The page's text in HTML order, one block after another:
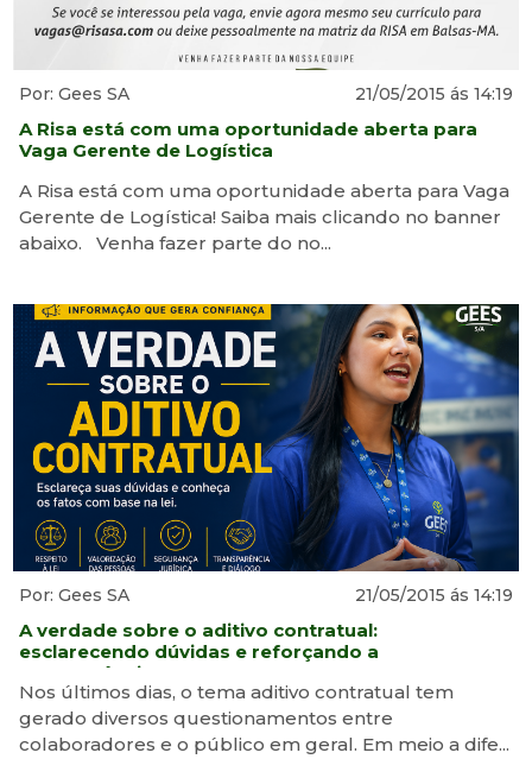
Por: Gees SA 21/05/2015 ás 14:19
A Risa está com uma oportunidade aberta para
Vaga Gerente de Logística
A Risa está com uma oportunidade aberta para Vaga
Gerente de Logística! Saiba mais clicando no banner
abaixo. Venha fazer parte do no...
Por: Gees SA 21/05/2015 ás 14:19
A verdade sobre o aditivo contratual:
esclarecendo dúvidas e reforçando a
transparência
Nos últimos dias, o tema aditivo contratual tem
gerado diversos questionamentos entre
colaboradores e o público em geral. Em meio a dife...